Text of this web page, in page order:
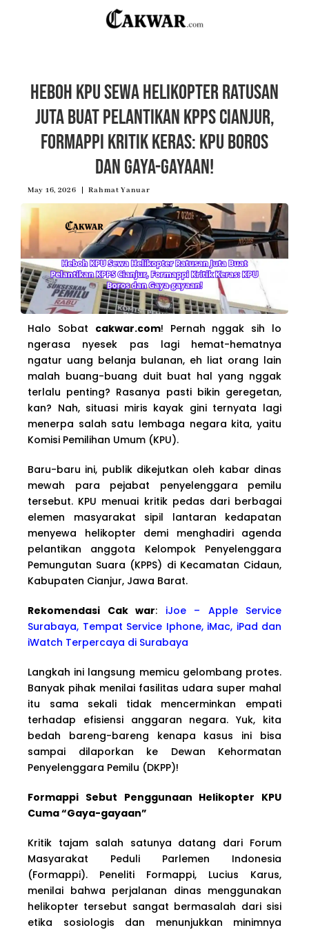
Heboh KPU Sewa Helikopter Ratusan
Juta Buat Pelantikan KPPS Cianjur,
Formappi Kritik Keras: KPU Boros
dan Gaya-gayaan!
May 16, 2026 Rahmat Yanuar
Halo Sobat cakwar.com! Pernah nggak sih lo
ngerasa nyesek pas lagi hemat-hematnya
ngatur uang belanja bulanan, eh liat orang lain
malah buang-buang duit buat hal yang nggak
terlalu penting? Rasanya pasti bikin geregetan,
kan? Nah, situasi miris kayak gini ternyata lagi
menerpa salah satu lembaga negara kita, yaitu
Komisi Pemilihan Umum (KPU).
Baru-baru ini, publik dikejutkan oleh kabar dinas
mewah para pejabat penyelenggara pemilu
tersebut. KPU menuai kritik pedas dari berbagai
elemen masyarakat sipil lantaran kedapatan
menyewa helikopter demi menghadiri agenda
pelantikan anggota Kelompok Penyelenggara
Pemungutan Suara (KPPS) di Kecamatan Cidaun,
Kabupaten Cianjur, Jawa Barat.
Rekomendasi Cak war: iJoe – Apple Service
Surabaya, Tempat Service Iphone, iMac, iPad dan
iWatch Terpercaya di Surabaya
Langkah ini langsung memicu gelombang protes.
Banyak pihak menilai fasilitas udara super mahal
itu sama sekali tidak mencerminkan empati
terhadap efisiensi anggaran negara. Yuk, kita
bedah bareng-bareng kenapa kasus ini bisa
sampai dilaporkan ke Dewan Kehormatan
Penyelenggara Pemilu (DKPP)!
Formappi Sebut Penggunaan Helikopter KPU
Cuma “Gaya-gayaan”
Kritik tajam salah satunya datang dari Forum
Masyarakat Peduli Parlemen Indonesia
(Formappi). Peneliti Formappi, Lucius Karus,
menilai bahwa perjalanan dinas menggunakan
helikopter tersebut sangat bermasalah dari sisi
etika sosiologis dan menunjukkan minimnya